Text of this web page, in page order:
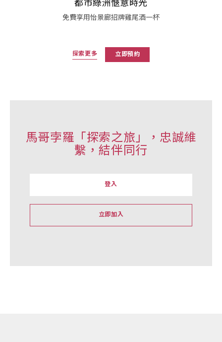
都市綠洲愜意時光
免費享用怡景廊招牌雞尾酒一杯
探索更多 立即預約
馬哥孛羅「探索之旅」，忠誠維
繫，結伴同行
登入
立即加入